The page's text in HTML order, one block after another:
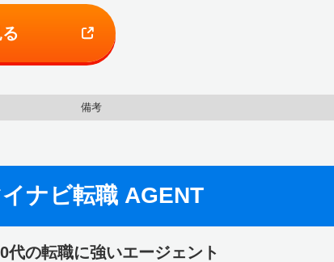
備考
ナビ転職 AGENT
代の転職に強いエージェント